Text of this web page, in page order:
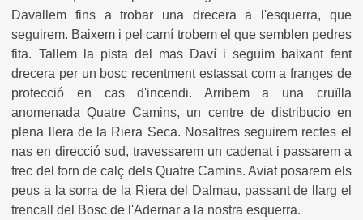
Davallem fins a trobar una drecera a l'esquerra, que
seguirem. Baixem i pel camí trobem el que semblen pedres
fita. Tallem la pista del mas Daví i seguim baixant fent
drecera per un bosc recentment estassat com a franges de
protecció en cas d'incendi. Arribem a una cruïlla
anomenada Quatre Camins, un centre de distribucio en
plena llera de la Riera Seca. Nosaltres seguirem rectes el
nas en direcció sud, travessarem un cadenat i passarem a
frec del forn de calç dels Quatre Camins. Aviat posarem els
peus a la sorra de la Riera del Dalmau, passant de llarg el
trencall del Bosc de l'Adernar a la nostra esquerra.